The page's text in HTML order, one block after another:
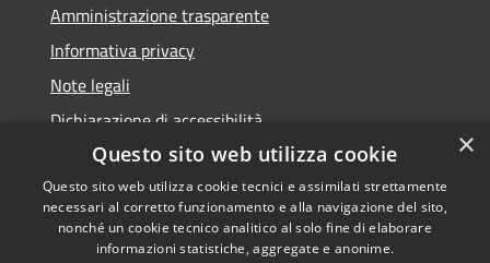
Amministrazione trasparente
Informativa privacy
Note legali
Dichiarazione di accessibilità
Accessibilità
Copyright © 2026 • Comune di
Recanati • Powered by
×
Questo sito web utilizza cookie
Questo sito web utilizza cookie tecnici e assimilati strettamente
necessari al corretto funzionamento e alla navigazione del sito,
nonché un cookie tecnico analitico al solo fine di elaborare
informazioni statistiche, aggregate e anonime.